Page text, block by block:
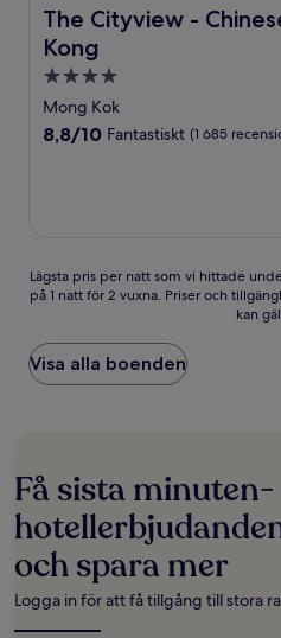
The Cityview -
Kong
The Cityview - Chinese
4.0-
stjärnigt
boende
Mong Kok
8.8
8,8/10 Fantastiskt (1 685
Lägsta
pris
natt
som
vi
24 timmarna,
baserat
på
1 natt
för
2 vuxna.
Lägsta pris per natt som vi hittade
på 1 natt för 2 vuxna. Priser och
kan
Visa alla boenden
Få sista minuten-
och spara mer
Logga in för att få tillgång till stora